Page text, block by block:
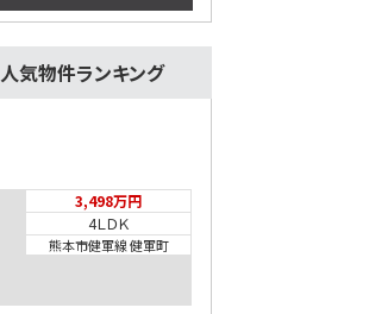
人気物件ランキング
3,498万円
4ＬＤＫ
熊本市健軍線 健軍町